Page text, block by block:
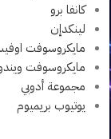
كانفا برو
لينكدإن
مايكروسوفت
مايكروسوفت
مجموعة أدوبي
يوتيوب بريميوم